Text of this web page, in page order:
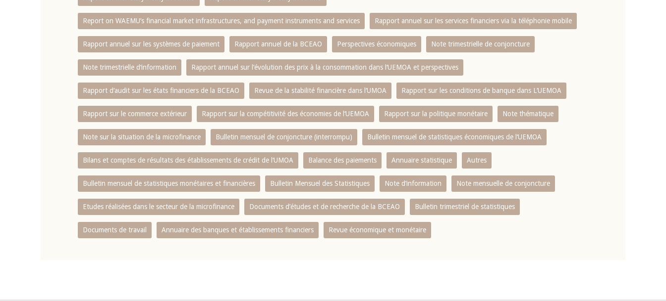
Report on WAEMU’s financial market infrastructures, and payment instruments and services Rapport annuel sur les services financiers via la téléphonie mobile
Rapport annuel sur les systèmes de paiement Rapport annuel de la BCEAO Perspectives économiques Note trimestrielle de conjoncture
Note trimestrielle d‘information Rapport annuel sur l‘évolution des prix à la consommation dans l‘UEMOA et perspectives
Rapport d‘audit sur les états financiers de la BCEAO Revue de la stabilité financière dans l‘UMOA Rapport sur les conditions de banque dans L‘UEMOA
Rapport sur le commerce extérieur Rapport sur la compétitivité des économies de l‘UEMOA Rapport sur la politique monétaire Note thématique
Note sur la situation de la microfinance Bulletin mensuel de conjoncture (interrompu) Bulletin mensuel de statistiques économiques de l‘UEMOA
Bilans et comptes de résultats des établissements de crédit de l‘UMOA Balance des paiements Annuaire statistique Autres
Bulletin mensuel de statistiques monétaires et financières Bulletin Mensuel des Statistiques Note d’information Note mensuelle de conjoncture
Etudes réalisées dans le secteur de la microfinance Documents d’études et de recherche de la BCEAO Bulletin trimestriel de statistiques
Documents de travail Annuaire des banques et établissements financiers Revue économique et monétaire